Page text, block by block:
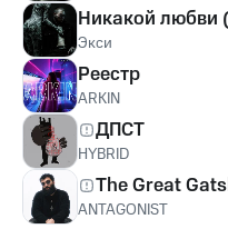
Никакой любви
Экси
Реестр
ARKIN
ДПСТ
HYBRID
The Great
ANTAGONIST